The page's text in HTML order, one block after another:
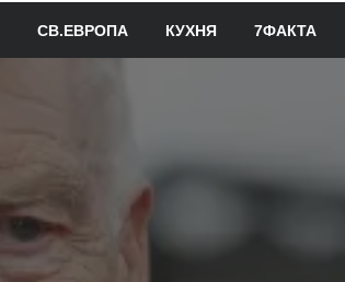
СВ.ЕВРОПА КУХНЯ 7ФАКТА